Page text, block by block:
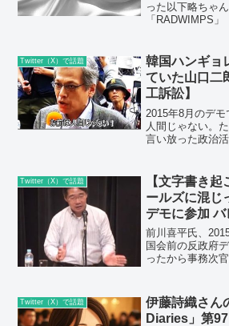
った以下略ちゃ
「RADWIMPS」
洋次郎さんの謝
後も、炎上を続
Twitter（X）で話題
韓国ハンギョ
ていた山口二
工訴訟】
2015年8月のデ
人間じゃない。
言い放った政治
人間じゃない。
典を調べてみた
Twitter（X）で話題
【文字書き
ールズに混じ
デモに参加
なれなかった
前川喜平氏、
国会前の反政府
ったから事務次
者、経営者、Ｉ
員などで作る「
Twitter（X）で話題
伊藤詩織さん
Diaries」第